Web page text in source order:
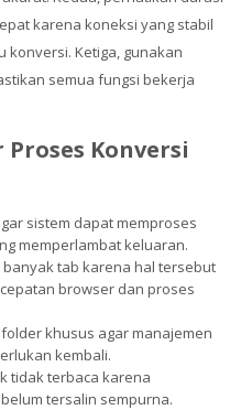
karena koneksi yang stabil
Ketiga, gunakan
semua fungsi bekerja
Konversi
sistem dapat memproses
memperlambat keluaran.
tab karena hal tersebut
browser dan proses
khusus agar manajemen
kembali.
tidak terbaca karena
tersalin sempurna.